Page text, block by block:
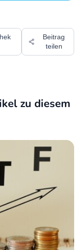
Beitrag
teilen
zu diesem